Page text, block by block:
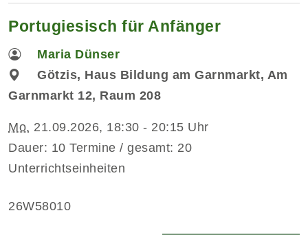
Portugiesisch für Anfänger
Maria Dünser
Götzis, Haus Bildung am Garnmarkt, Am
Garnmarkt 12, Raum 208
Mo. 21.09.2026, 18:30 - 20:15 Uhr
Dauer: 10 Termine / gesamt: 20
Unterrichtseinheiten
26W58010